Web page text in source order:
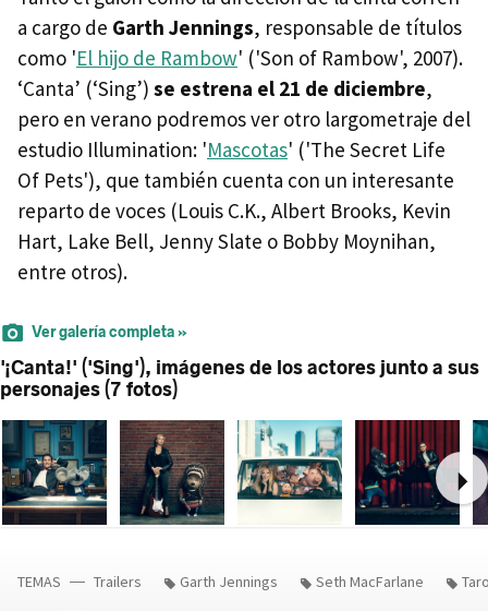
a cargo de Garth Jennings, responsable de títulos
como 'El hijo de Rambow' ('Son of Rambow', 2007).
‘Canta’ (‘Sing’) se estrena el 21 de diciembre,
pero en verano podremos ver otro largometraje del
estudio Illumination: 'Mascotas' ('The Secret Life
Of Pets'), que también cuenta con un interesante
reparto de voces (Louis C.K., Albert Brooks, Kevin
Hart, Lake Bell, Jenny Slate o Bobby Moynihan,
entre otros).
Ver galería completa »
'¡Canta!' ('Sing'), imágenes de los actores junto a sus
personajes (7 fotos)
TEMAS Trailers Garth Jennings Seth MacFarlane